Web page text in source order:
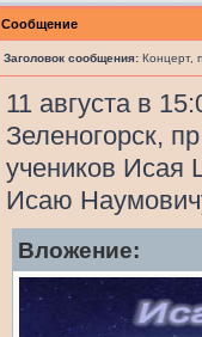
Сообщение
Заголовок сообщения: Концерт,
11 августа в
Зеленогорск,
учеников Исая
Исаю
Вложение: